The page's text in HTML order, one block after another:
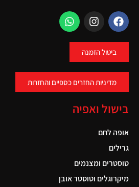
ביטול הזמנה
מדיניות החזרים כספיים והחזרות
בישול ואפיה
אופה לחם
גרילים
טוסטרים ומצנמים
מיקרוגלים וטוסטר אובן